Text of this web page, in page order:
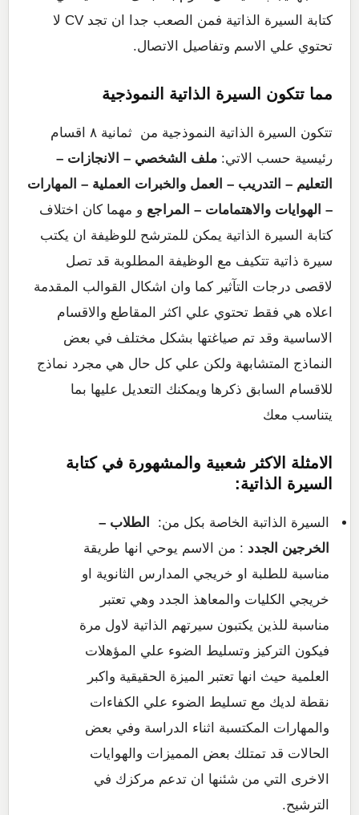
كتابة السيرة الذاتية فمن الصعب جدا ان تجد CV لا
تحتوي علي الاسم وتفاصيل الاتصال.
مما تتكون السيرة الذاتية النموذجية
تتكون السيرة الذاتية النموذجية من ثمانية ٨ اقسام
رئيسية حسب الاتي:ملف الشخصي – الانجازات –
التعليم – التدريب – العمل والخبرات العملية – المهارات
– الهوايات والاهتمامات – المراجع و مهما كان اختلاف
كتابة السيرة الذاتية يمكن للمترشح للوظيفة ان يكتب
سيرة ذاتية تتكيف مع الوظيفة المطلوبة قد تصل
لاقصى درجات التآثير كما وان اشكال القوالب المقدمة
اعلاه هي فقط تحتوي علي اكثر المقاطع والاقسام
الاساسية وقد تم صياغتها بشكل مختلف في بعض
النماذج المتشابهة ولكن علي كل حال هي مجرد نماذج
للاقسام السابق ذكرها ويمكنك التعديل عليها بما
يتناسب معك
الامثلة الاكثر شعبية والمشهورة في كتابة
السيرة الذاتية:
السيرة الذاتبة الخاصة بكل من: الطلاب –
الخرجين الجدد : من الاسم يوحي انها طريقة
مناسبة للطلبة او خريجي المدارس الثانوية او
خريجي الكليات والمعاهذ الجدد وهي تعتبر
مناسبة للذين يكتبون سيرتهم الذاتية لاول مرة
فيكون التركيز وتسليط الضوء علي المؤهلات
العلمية حيث انها تعتبر الميزة الحقيقية واكبر
نقطة لديك مع تسليط الضوء علي الكفاءات
والمهارات المكتسبة اثناء الدراسة وفي بعض
الحالات قد تمتلك بعض المميزات والهوايات
الاخرى التي من شئنها ان تدعم مركزك في
الترشيح.